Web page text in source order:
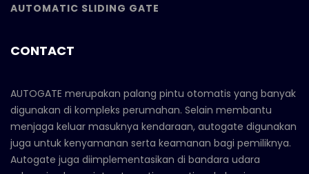
AUTOMATIC SLIDING GATE
CONTACT
AUTOGATE merupakan palang pintu otomatis yang banyak
digunakan di kompleks perumahan. Selain membantu
menjaga keluar masuknya kendaraan, autogate digunakan
juga untuk kenyamanan serta keamanan bagi pemiliknya.
Autogate juga diimplementasikan di bandara udara